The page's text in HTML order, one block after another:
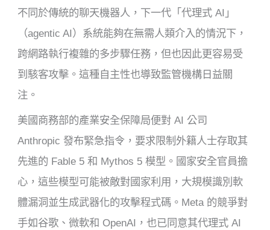
不同於傳統的聊天機器人，下一代「代理式 AI」
（agentic AI）系統能夠在無需人類介入的情況下，
跨網路執行複雜的多步驟任務，但也因此更容易受
到駭客攻擊。這種自主性也導致監管機構日益關
注。
美國商務部的產業安全保障局便對 AI 公司
Anthropic 發布緊急指令，要求限制外籍人士存取其
先進的 Fable 5 和 Mythos 5 模型。國家安全官員擔
心，這些模型可能被敵對國家利用，大規模識別軟
體漏洞並生成武器化的攻擊程式碼。Meta 的競爭對
手如谷歌、微軟和 OpenAI，也已同意其代理式 AI